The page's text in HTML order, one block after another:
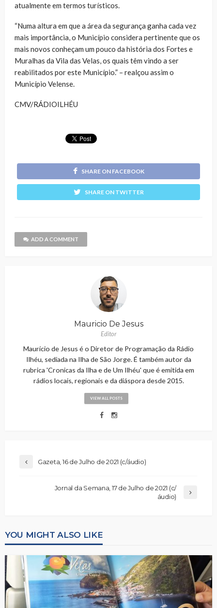
atualmente em termos turísticos.
“Numa altura em que a área da segurança ganha cada vez
mais importância, o Município considera pertinente que os
mais novos conheçam um pouco da história dos Fortes e
Muralhas da Vila das Velas, os quais têm vindo a ser
reabilitados por este Município.” – realçou assim o
Município Velense.
CMV/RÁDIOILHÉU
SHARE ON FACEBOOK
SHARE ON TWITTER
ADD A COMMENT
Mauricio De Jesus
Editor
Maurício de Jesus é o Diretor de Programação da Rádio
Ilhéu, sediada na Ilha de São Jorge. É também autor da
rubrica 'Cronicas da Ilha e de Um Ilhéu' que é emitida em
rádios locais, regionais e da diáspora desde 2015.
VIEW ALL POSTS
Gazeta, 16 de Julho de 2021 (c/áudio)
Jornal da Semana, 17 de Julho de 2021 (c/
áudio)
YOU MIGHT ALSO LIKE